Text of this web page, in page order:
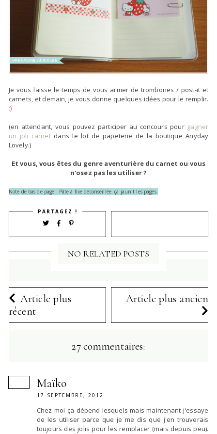
Je vous laisse le temps de vous armer de trombones / post-it et
carnets, et demain, je vous donne quelques idées pour le remplir.
:)
(en attendant, vous pouvez participer au concours pour gagner
un joli carnetdans le lot de papeterie de la boutique Anyday
Lovely.)
Et vous, vous êtes du genre aventurière du carnet ou vous
n'osez pas les utiliser ?
Note de bas de page : Pâte à fixe déconseillée. ça jaunit les pages.
PARTAGEZ !
NO RELATED POSTS
Article plus
récent
Article plus ancien
27 commentaires:
Maïko
17 SEPTEMBRE, 2012
Chez moi ça dépend lesquels mais maintenant j'essaye
de les utiliser parce que je me dis que j'en trouverais
toujours des jolis pour les remplacer (mais depuis peu).